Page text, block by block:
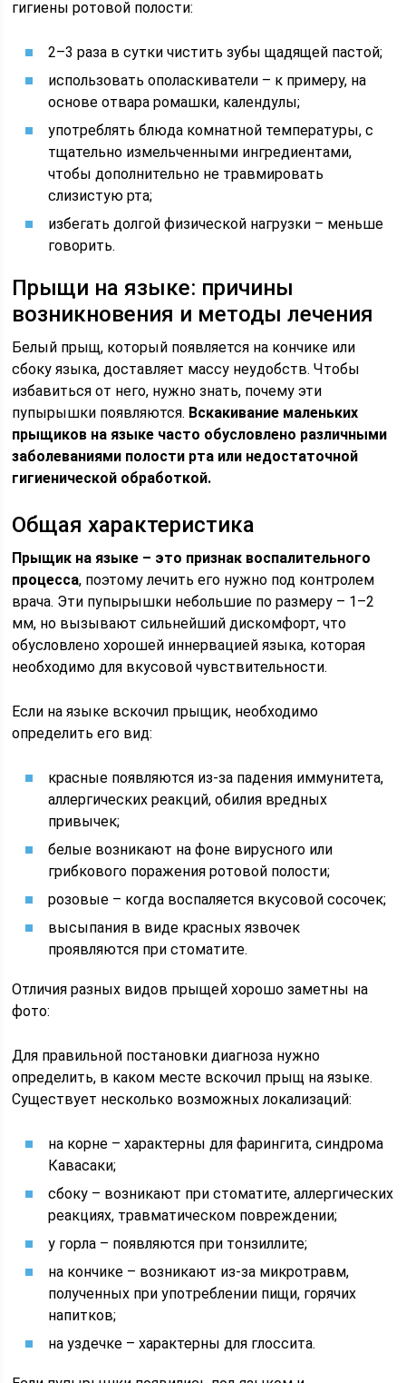
гигиены ротовой полости:
2–3 раза в сутки чистить зубы щадящей пастой;
использовать ополаскиватели – к примеру, на
основе отвара ромашки, календулы;
употреблять блюда комнатной температуры, с
тщательно измельченными ингредиентами,
чтобы дополнительно не травмировать
слизистую рта;
избегать долгой физической нагрузки – меньше
говорить.
Прыщи на языке: причины
возникновения и методы лечения
Белый прыщ, который появляется на кончике или
сбоку языка, доставляет массу неудобств. Чтобы
избавиться от него, нужно знать, почему эти
пупырышки появляются. Вскакивание маленьких
прыщиков на языке часто обусловлено различными
заболеваниями полости рта или недостаточной
гигиенической обработкой.
Общая характеристика
Прыщик на языке – это признак воспалительного
процесса, поэтому лечить его нужно под контролем
врача. Эти пупырышки небольшие по размеру – 1–2
мм, но вызывают сильнейший дискомфорт, что
обусловлено хорошей иннервацией языка, которая
необходимо для вкусовой чувствительности.
Если на языке вскочил прыщик, необходимо
определить его вид:
красные появляются из-за падения иммунитета,
аллергических реакций, обилия вредных
привычек;
белые возникают на фоне вирусного или
грибкового поражения ротовой полости;
розовые – когда воспаляется вкусовой сосочек;
высыпания в виде красных язвочек
проявляются при стоматите.
Отличия разных видов прыщей хорошо заметны на
фото:
Для правильной постановки диагноза нужно
определить, в каком месте вскочил прыщ на языке.
Существует несколько возможных локализаций:
на корне – характерны для фарингита, синдрома
Кавасаки;
сбоку – возникают при стоматите, аллергических
реакциях, травматическом повреждении;
у горла – появляются при тонзиллите;
на кончике – возникают из-за микротравм,
полученных при употреблении пищи, горячих
напитков;
на уздечке – характерны для глоссита.